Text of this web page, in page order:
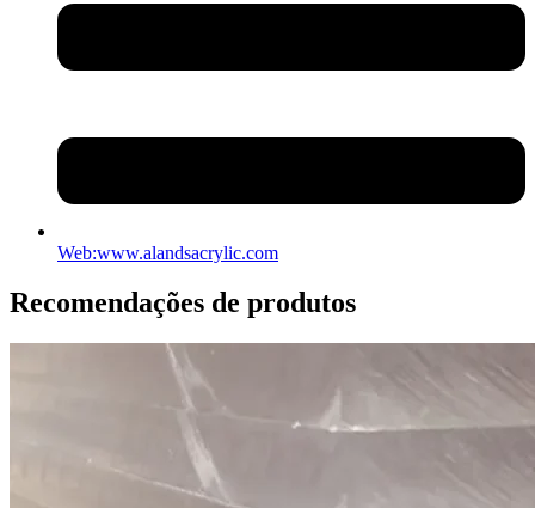
Web:www.alandsacrylic.com
Recomendações de produtos